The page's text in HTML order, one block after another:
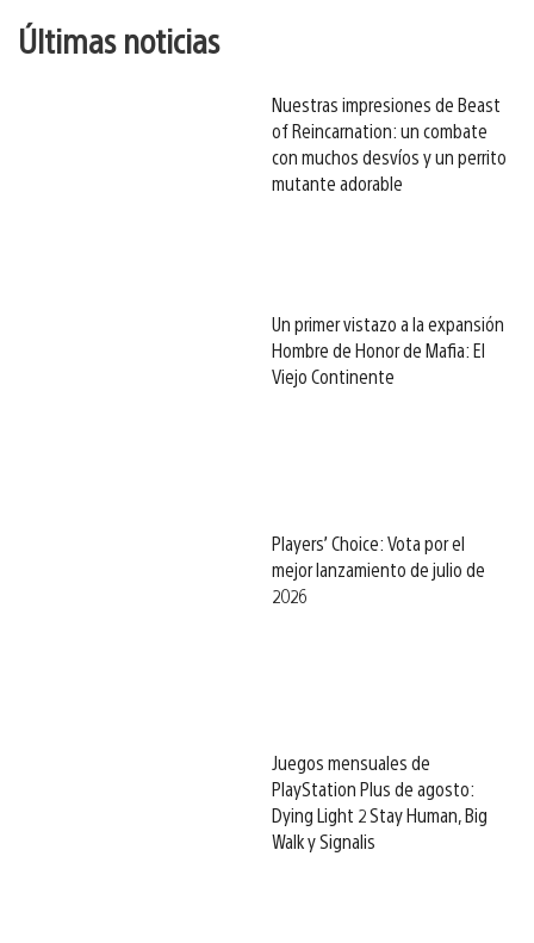
Últimas noticias
Nuestras impresiones de Beast
of Reincarnation: un combate
con muchos desvíos y un perrito
mutante adorable
Un primer vistazo a la expansión
Hombre de Honor de Mafia: El
Viejo Continente
Players’ Choice: Vota por el
mejor lanzamiento de julio de
2026
Juegos mensuales de
PlayStation Plus de agosto:
Dying Light 2 Stay Human, Big
Walk y Signalis